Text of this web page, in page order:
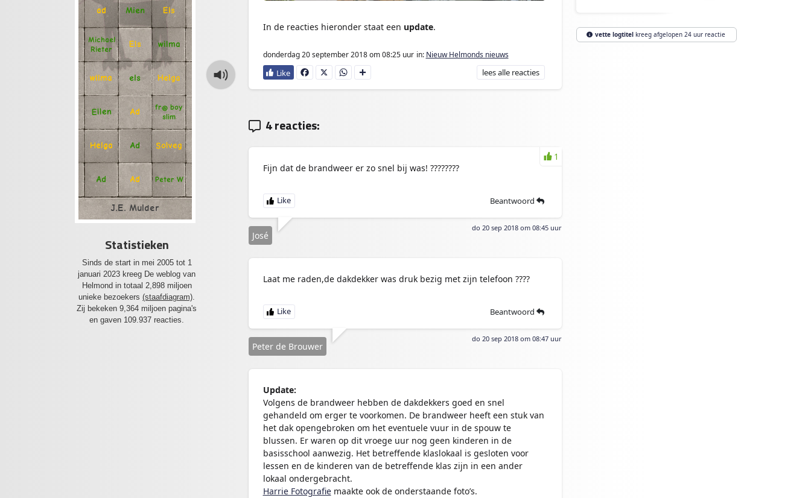
ad Mien Els
Michael
Rieter
Els wilma
wilma els Helga
Ellen Ad fr@ boy
slim
Helga Ad Solveg
Ad Ad Peter W
J.E. Mulder
Statistieken
Sinds de start in mei 2005 tot 1
januari 2023 kreeg De weblog van
Helmond in totaal 2,898 miljoen
unieke bezoekers (staafdiagram)
Zij bekeken 9,364 miljoen pagina's
en gaven 109.937 reacties.
In de reacties hieronder staat een update.
donderdag 20 september 2018om 08:25 uur in: Nieuw Helmonds nieuws
Fa
ce
X
W
ha
D
e
leesalle reacties
4 reacties:
Fijn dat de brandweer er zo snel bij was! ????????
Beantwoord
do 20 sep 2018 om 08:45 uur
José
1
Laat me raden,de dakdekker was druk bezig met zijn telefoon ????
Beantwoord
do 20 sep 2018 om 08:47 uur
Peter de Brouwer
Update:
Volgens de brandweer hebben de dakdekkers goed en snel
gehandeld om erger te voorkomen. De brandweer heeft een stuk van
het dak opengebroken om het eventuele vuur in de spouw te
blussen. Er waren op dit vroege uur nog geen kinderen in de
basisschool aanwezig. Het betreffende klaslokaal is gesloten voor
lessen en de kinderen van de betreffende klas zijn in een ander
lokaal ondergebracht.
Harrie Fotografiemaakte ook de onderstaande foto’s.
vette logtitelkreeg afgelopen 24 uur reactie